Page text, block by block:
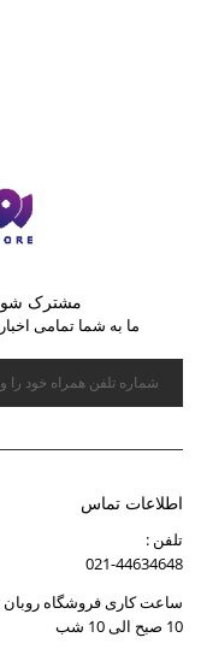
مشترک
ما به شما تمامی
اطلاعات تماس
تلفن :
021-44634648
ساعت کاری فروشگاه روبان
10 صبح الی 10 شب